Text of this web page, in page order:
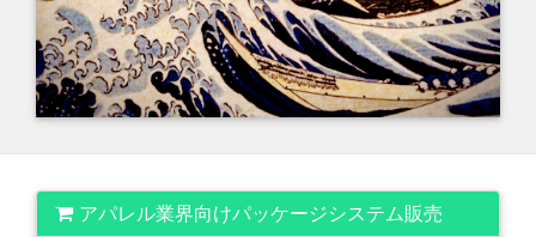
アパレル業界向けパッケージシステム販売